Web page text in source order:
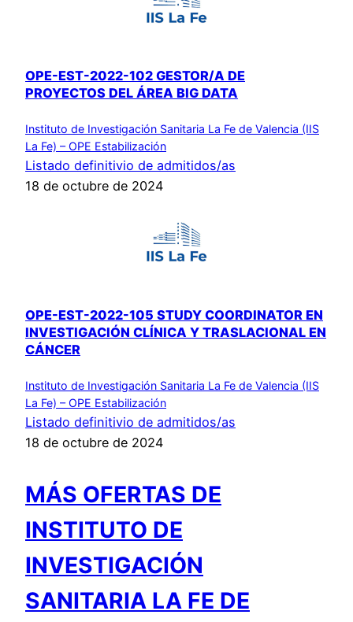
OPE-EST-2022-102 GESTOR/A DE
PROYECTOS DEL ÁREA BIG DATA
Instituto de Investigación Sanitaria La Fe de Valencia (IIS
La Fe) – OPE Estabilización
Listado definitivio de admitidos/as
18 de octubre de 2024
OPE-EST-2022-105 STUDY COORDINATOR EN
INVESTIGACIÓN CLÍNICA Y TRASLACIONAL EN
CÁNCER
Instituto de Investigación Sanitaria La Fe de Valencia (IIS
La Fe) – OPE Estabilización
Listado definitivio de admitidos/as
18 de octubre de 2024
MÁS OFERTAS DE
INSTITUTO DE
INVESTIGACIÓN
SANITARIA LA FE DE